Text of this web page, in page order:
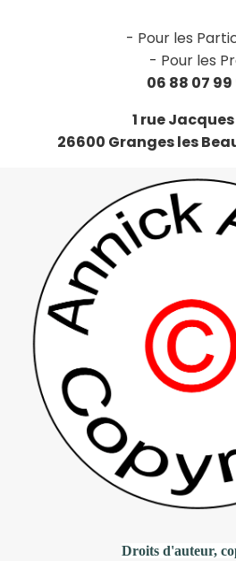
- Pour les
- Pour les
06 88 07 99
1 rue
26600 Granges les
Droits d'auteur,